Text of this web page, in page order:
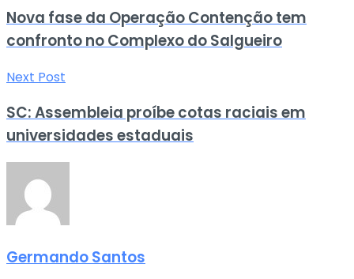
Nova fase da Operação Contenção tem
confronto no Complexo do Salgueiro
Next Post
SC: Assembleia proíbe cotas raciais em
universidades estaduais
Germando Santos